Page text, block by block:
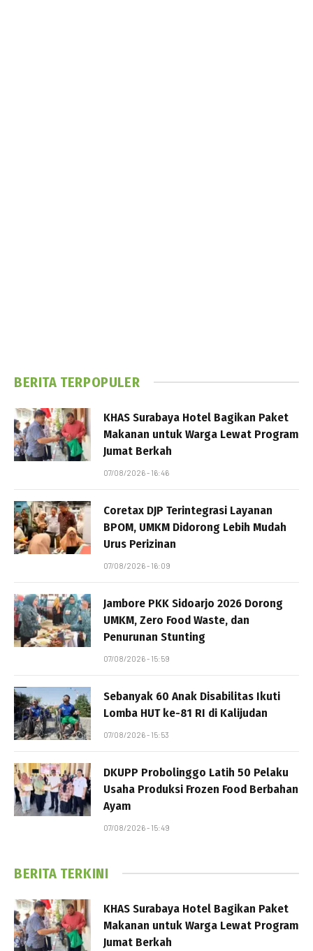
BERITA TERPOPULER
KHAS Surabaya Hotel Bagikan Paket
Makanan untuk Warga Lewat Program
Jumat Berkah
07/08/2026 - 16:46
Coretax DJP Terintegrasi Layanan
BPOM, UMKM Didorong Lebih Mudah
Urus Perizinan
07/08/2026 - 16:09
Jambore PKK Sidoarjo 2026 Dorong
UMKM, Zero Food Waste, dan
Penurunan Stunting
07/08/2026 - 15:59
Sebanyak 60 Anak Disabilitas Ikuti
Lomba HUT ke-81 RI di Kalijudan
07/08/2026 - 15:53
DKUPP Probolinggo Latih 50 Pelaku
Usaha Produksi Frozen Food Berbahan
Ayam
07/08/2026 - 15:49
BERITA TERKINI
KHAS Surabaya Hotel Bagikan Paket
Makanan untuk Warga Lewat Program
Jumat Berkah